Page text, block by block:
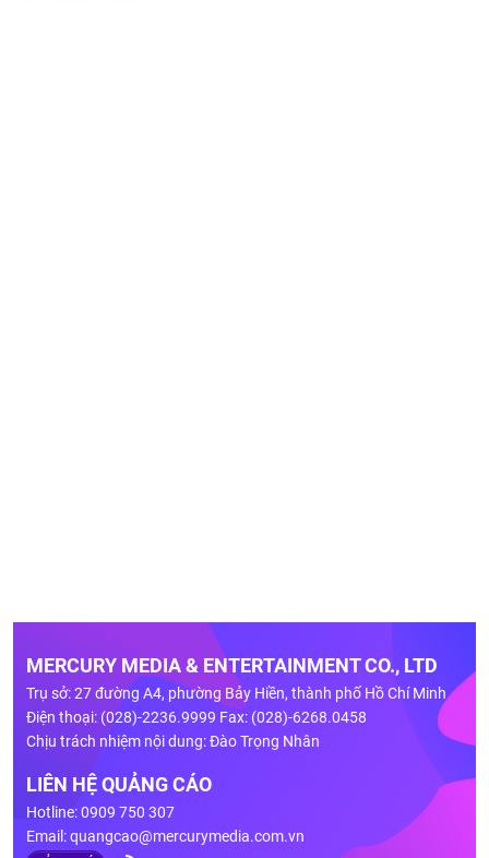
MERCURY MEDIA & ENTERTAINMENT CO., LTD
Trụ sở: 27 đường A4, phường Bảy Hiền, thành phố Hồ Chí Minh
Điện thoại: (028)-2236.9999 Fax: (028)-6268.0458
Chịu trách nhiệm nội dung: Đào Trọng Nhân
LIÊN HỆ QUẢNG CÁO
Hotline: 0909 750 307
Email:quangcao@mercurymedia.com.vn